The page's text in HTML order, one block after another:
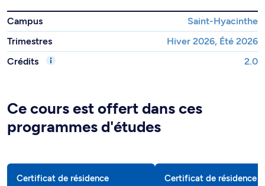
Campus
Saint-Hyacinthe
Trimestres
Hiver 2026, Été 2026
Crédits
2.0
Ce cours est offert dans ces
programmes d'études
Certificat de résidence Certificat de résidence